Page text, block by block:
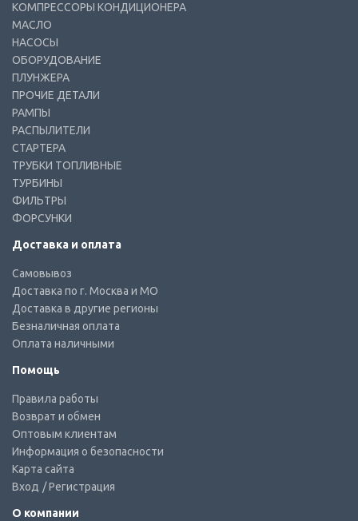
КОМПРЕССОРЫ КОНДИЦИОНЕРА
МАСЛО
НАСОСЫ
ОБОРУДОВАНИЕ
ПЛУНЖЕРА
ПРОЧИЕ ДЕТАЛИ
РАМПЫ
РАСПЫЛИТЕЛИ
СТАРТЕРА
ТРУБКИ ТОПЛИВНЫЕ
ТУРБИНЫ
ФИЛЬТРЫ
ФОРСУНКИ
Доставка и оплата
Самовывоз
Доставка по г. Москва и МО
Доставка в другие регионы
Безналичная оплата
Оплата наличными
Помощь
Правила работы
Возврат и обмен
Оптовым клиентам
Информация о безопасности
Карта сайта
Вход / Регистрация
О компании